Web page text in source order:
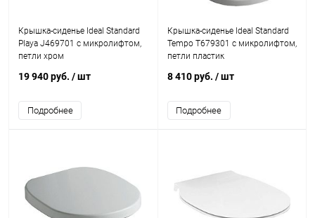
Крышка-сиденье Ideal Standard
Playa J469701 с микролифтом,
петли хром
19 940 руб. / шт
Подробнее
Крышка-сиденье Ideal Standard
Tempo T679301 с микролифтом,
петли пластик
8 410 руб. / шт
Подробнее